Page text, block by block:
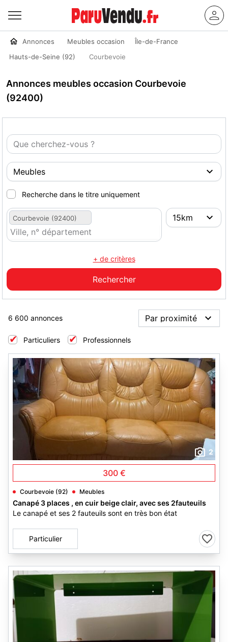
Annonces Meubles occasion
Île-de-France
Hauts-de-Seine (92)
Courbevoie
Annonces meubles occasion Courbevoie
(92400)
Recherche dans le titre uniquement
Courbevoie (92400)
+ de critères
6 600 annonces
Particuliers Professionnels
2
300 €
Courbevoie (92) Meubles
Canapé 3 places , en cuir beige clair, avec ses 2fauteuils
Le canapé et ses 2 fauteuils sont en très bon état
Particulier